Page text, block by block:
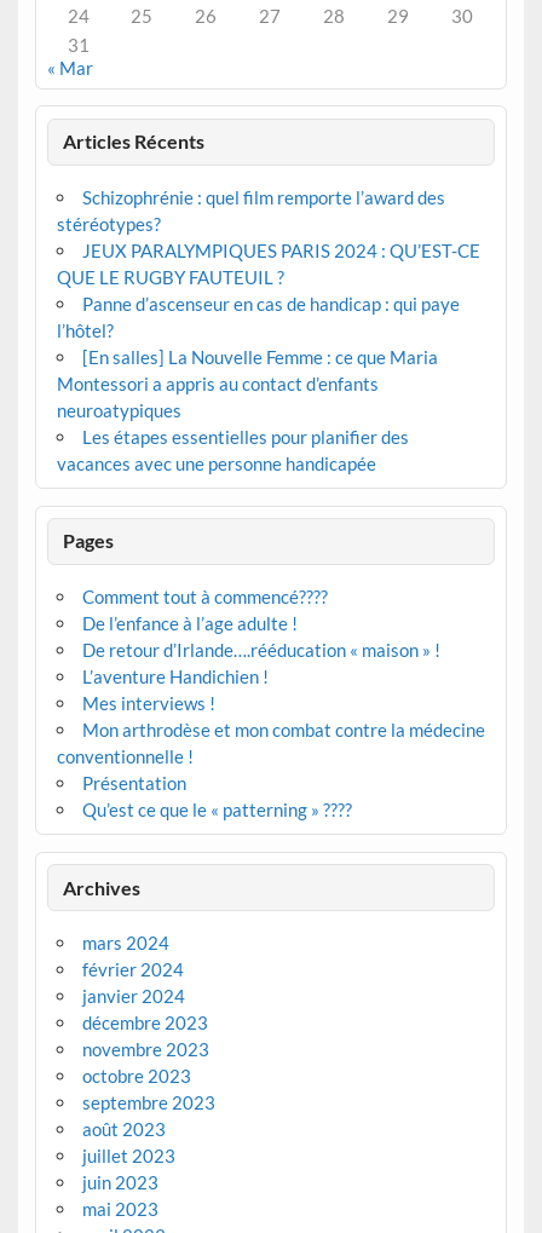
24
25 26 27 28 29
30
31
« Mar
Articles Récents
Schizophrénie : quel film remporte l’award des
stéréotypes?
JEUX PARALYMPIQUES PARIS 2024 : QU’EST-CE
QUE LE RUGBY FAUTEUIL ?
Panne d’ascenseur en cas de handicap : qui paye
l’hôtel?
[En salles] La Nouvelle Femme : ce que Maria
Montessori a appris au contact d’enfants
neuroatypiques
Les étapes essentielles pour planifier des
vacances avec une personne handicapée
Pages
Comment tout à commencé????
De l’enfance à l’age adulte !
De retour d’Irlande….rééducation « maison » !
L’aventure Handichien !
Mes interviews !
Mon arthrodèse et mon combat contre la médecine
conventionnelle !
Présentation
Qu’est ce que le « patterning » ????
Archives
mars 2024
février 2024
janvier 2024
décembre 2023
novembre 2023
octobre 2023
septembre 2023
août 2023
juillet 2023
juin 2023
mai 2023